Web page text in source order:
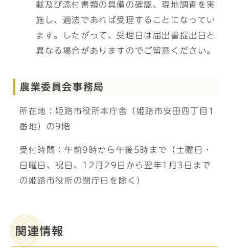
載及び添付書類の具備の確認、現地調査を実
施し、適法であれば受理することになってい
ます。したがって、受理日は届出書提出日と
異なる場合がありますのでご留意ください。
農業委員会事務局
所在地：姫路市役所本庁舎（姫路市安田四丁目1
番地）の9階
受付時間：午前9時から午後5時まで（土曜日・
日曜日、祝日、12月29日から翌年1月3日まで
の姫路市役所の閉庁日を除く）
関連情報